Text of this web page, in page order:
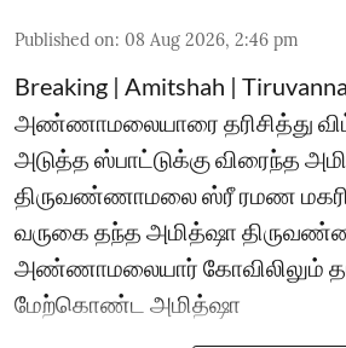
Published on: 08 Aug 2026, 2:46 pm
Breaking | Amitshah |
அண்ணாமலையாரை தரிசித்து
அடுத்த ஸ்பாட்டுக்கு விரைந்த
திருவண்ணாமலை ஸ்ரீ ரமண
வருகை தந்த அமித்ஷா
அண்ணாமலையார் கோவிலிலும்
மேற்கொண்ட அமித்ஷா